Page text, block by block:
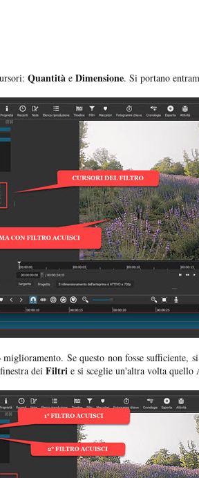
Quantità e Dimensione. Si portano
Se questo non fosse sufficiente,
dei Filtri e si sceglie un'altra volta quello